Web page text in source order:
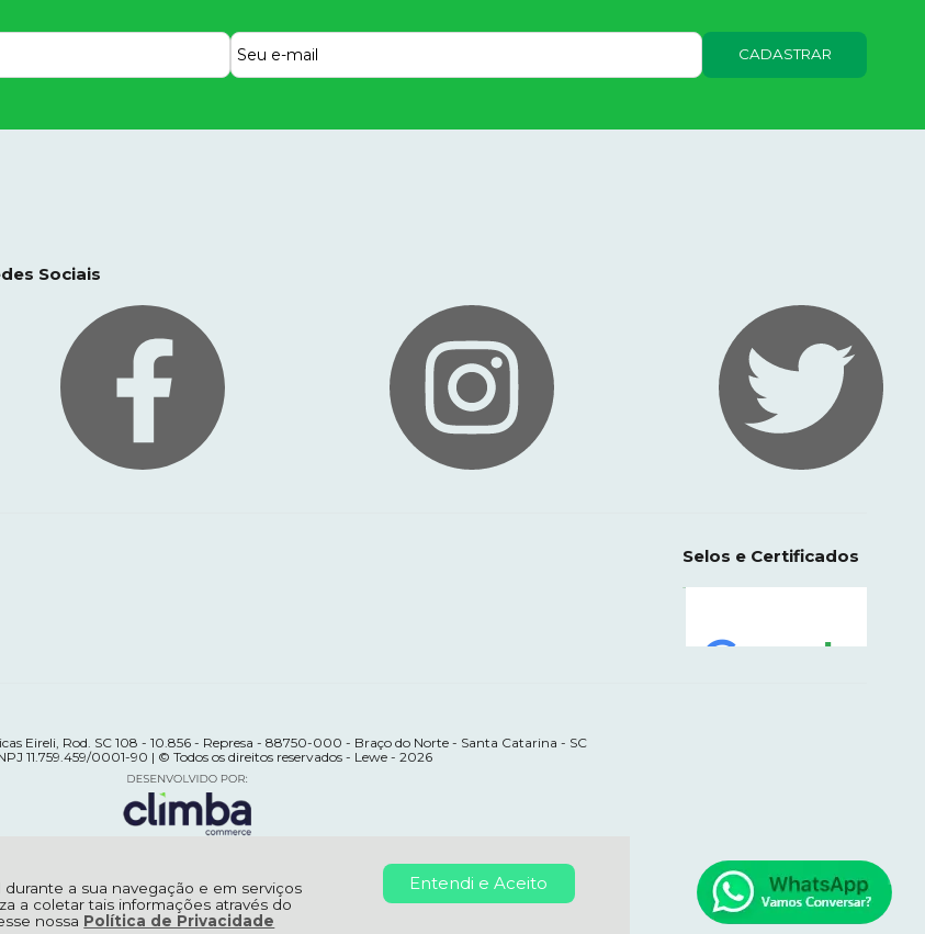
durante a sua navegação e em serviços
a coletar tais informações através do
nossa Política de Privacidade
Entendi e Aceito
CADASTRAR
Sociais
Selos e Certificados
Eireli, Rod. SC 108 - 10.856 - Represa - 88750-000 - Braço do Norte - Santa Catarina - SC
11.759.459/0001-90 | © Todos os direitos reservados - Lewe - 2026